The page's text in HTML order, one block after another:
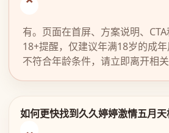
有。页面在首屏、方案说明、
18+提醒，仅建议年满18岁的成
不符合年龄条件，请立即离开相关
如何更快找到久久婷婷激情五月天